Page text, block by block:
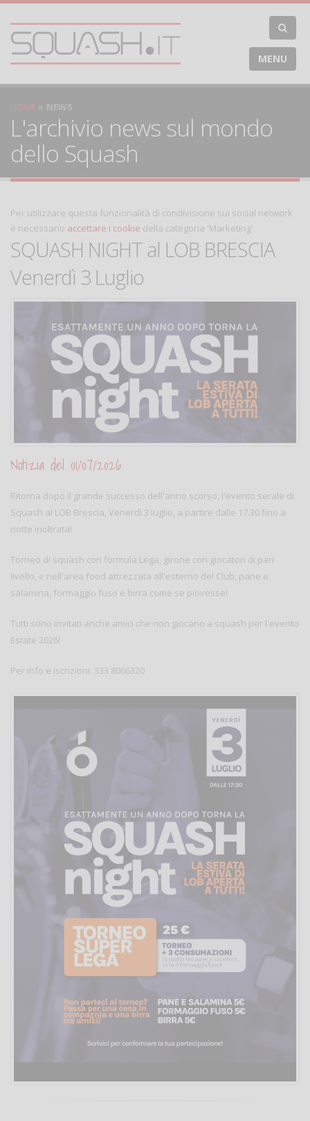
MENU
HOME NEWS
L'archivio news sul mondo
dello Squash
Per utilizzare questa funzionalità di condivisione sui social network
è necessario accettare i cookie della categoria 'Marketing'
SQUASH NIGHT al LOB BRESCIA
Venerdì 3 Luglio
Notizia del 01/07/2026
Ritorna dopo il grande successo dell'anno scorso, l'evento serale di
Squash al LOB Brescia, Venerdì 3 luglio, a partire dalle 17.30 fino a
notte inoltrata!
Torneo di squash con formula Lega, girone con giocatori di pari
livello, e nell'area food attrezzata all'esterno del Club, pane e
salamina, formaggio fuso e birra come se piovesse!
Tutti sono invitati anche amici che non giocano a squash per l'evento
Estate 2026!
Per info e iscrizioni: 333 8066320